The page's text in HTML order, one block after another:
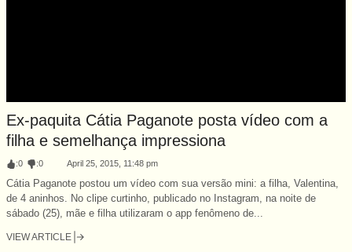
Ex-paquita Cátia Paganote posta vídeo com a
filha e semelhança impressiona
:0 :0 April 25, 2015, 11:48 pm
Cátia Paganote postou um vídeo com sua versão mini: a filha, Valentina,
de 4 aninhos. No clipe curtinho, publicado no Instagram, na noite de
sábado (25), mãe e filha utilizaram o app fenômeno de...
VIEW ARTICLE